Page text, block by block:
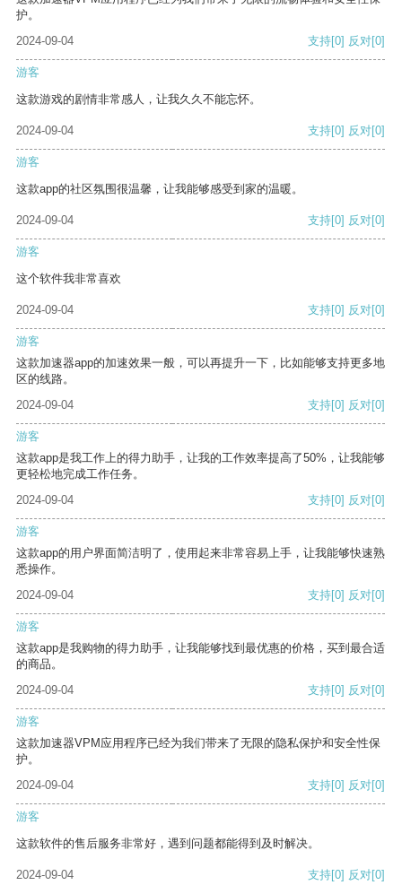
护。
2024-09-04
支持[0] 反对[0]
游客
这款游戏的剧情非常感人，让我久久不能忘怀。
2024-09-04 支持[0] 反对[0]
游客
这款app的社区氛围很温馨，让我能够感受到家的温暖。
2024-09-04 支持[0] 反对[0]
游客
这个软件我非常喜欢
2024-09-04 支持[0] 反对[0]
游客
这款加速器app的加速效果一般，可以再提升一下，比如能够支持更多地
区的线路。
2024-09-04
支持[0] 反对[0]
游客
这款app是我工作上的得力助手，让我的工作效率提高了50%，让我能够
更轻松地完成工作任务。
2024-09-04
支持[0] 反对[0]
游客
这款app的用户界面简洁明了，使用起来非常容易上手，让我能够快速熟
悉操作。
2024-09-04
支持[0] 反对[0]
游客
这款app是我购物的得力助手，让我能够找到最优惠的价格，买到最合适
的商品。
2024-09-04
支持[0] 反对[0]
游客
这款加速器VPM应用程序已经为我们带来了无限的隐私保护和安全性保
护。
2024-09-04
支持[0] 反对[0]
游客
这款软件的售后服务非常好，遇到问题都能得到及时解决。
2024-09-04 支持[0] 反对[0]